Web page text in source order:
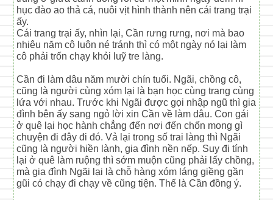
hục đào ao thả cá, nuôi vịt hình thành nên cái trang trại
ấy.
Cái trang trại ấy, nhìn lại, Cần rưng rưng, nơi mà bao
nhiêu năm cô luôn né tránh thì có một ngày nó lại làm
cô phải trốn chạy khỏi luỹ tre làng.
Cần đi làm dâu năm mười chín tuổi. Ngãi, chồng cô,
cũng là người cùng xóm lại là bạn học cùng trang cùng
lứa với nhau. Trước khi Ngãi được gọi nhập ngũ thì gia
đình bên ấy sang ngỏ lời xin Cần về làm dâu. Con gái
ở quê lại học hành chẳng đến nơi đến chốn mong gì
chuyện đi đây đi đó. Vả lại trong số trai làng thì Ngãi
cũng là người hiền lành, gia đình nền nếp. Suy đi tính
lại ở quê làm ruộng thì sớm muộn cũng phải lấy chồng,
mà gia đình Ngãi lại là chỗ hàng xóm láng giềng gần
gũi có chạy đi chạy về cũng tiện. Thế là Cần đồng ý.